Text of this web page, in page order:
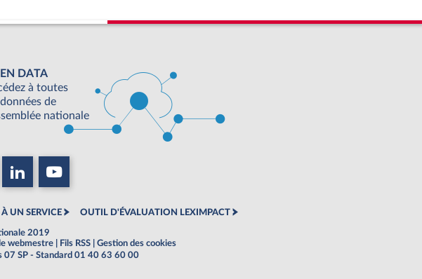
DATA
à toutes
données de
nationale
UN SERVICE OUTIL D'ÉVALUATION LEXIMPACT
2019
webmestre Fils RSS
Gestion des cookies
07 SP - Standard 01 40 63 60 00